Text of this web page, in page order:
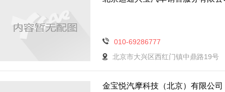
010-69286777
北京市大兴区西红门镇中鼎路19号
金宝悦汽摩科技（北京）有限公司